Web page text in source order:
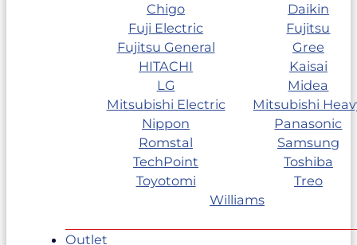
Chigo
Daikin
Fuji Electric
Fujitsu
Fujitsu General
Gree
HITACHI
Kaisai
LG
Midea
Mitsubishi Electric
Mitsubishi
Nippon
Panasonic
Romstal
Samsung
TechPoint
Toshiba
Toyotomi
Treo
Williams
Outlet